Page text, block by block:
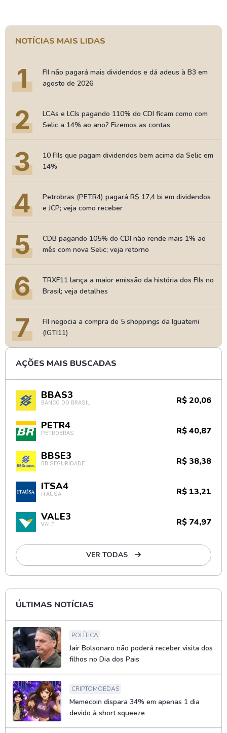
NOTÍCIAS MAIS LIDAS
1
FII não pagará mais dividendos e dá adeus à B3 em
agosto de 2026
2
LCAs e LCIs pagando 110% do CDI ficam como com
Selic a 14% ao ano? Fizemos as contas
3
10 FIIs que pagam dividendos bem acima da Selic em
14%
4
Petrobras (PETR4) pagará R$ 17,4 bi em dividendos
e JCP; veja como receber
5
CDB pagando 105% do CDI não rende mais 1% ao
mês com nova Selic; veja retorno
6
TRXF11 lança a maior emissão da história dos FIIs no
Brasil; veja detalhes
7
FII negocia a compra de 5 shoppings da Iguatemi
(IGTI11)
AÇÕES MAIS BUSCADAS
BBAS3
BANCO DO BRASIL R$ 20,06
PETR4
PETROBRAS R$ 40,87
BBSE3
BB SEGURIDADE R$ 38,38
ITSA4
ITAÚSA R$ 13,21
VALE3
VALE R$ 74,97
VER TODAS
ÚLTIMAS NOTÍCIAS
POLÍTICA
Jair Bolsonaro não poderá receber visita dos
filhos no Dia dos Pais
CRIPTOMOEDAS
Memecoin dispara 34% em apenas 1 dia
devido à short squeeze